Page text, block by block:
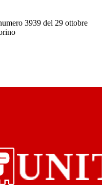
3939 del 29 ottobre